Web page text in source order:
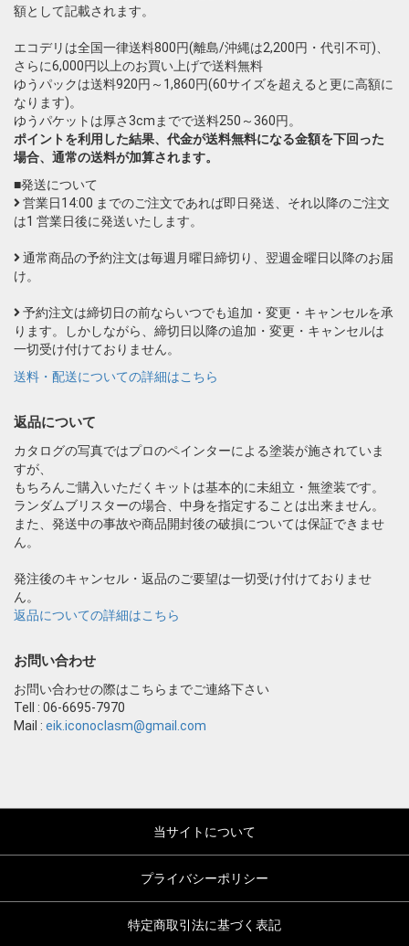
額として記載されます。
エコデリは全国一律送料800円(離島/沖縄は2,200円・代引不可)、
さらに6,000円以上のお買い上げで送料無料
ゆうパックは送料920円～1,860円(60サイズを超えると更に高額に
なります)。
ゆうパケットは厚さ3cmまでで送料250～360円。
ポイントを利用した結果、代金が送料無料になる金額を下回った
場合、通常の送料が加算されます。
■発送について
営業日14:00 までのご注文であれば即日発送、それ以降のご注文
は1 営業日後に発送いたします。
通常商品の予約注文は毎週月曜日締切り、翌週金曜日以降のお届
け。
予約注文は締切日の前ならいつでも追加・変更・キャンセルを承
ります。しかしながら、締切日以降の追加・変更・キャンセルは
一切受け付けておりません。
送料・配送についての詳細はこちら
返品について
カタログの写真ではプロのペインターによる塗装が施されていま
すが、
もちろんご購入いただくキットは基本的に未組立・無塗装です。
ランダムブリスターの場合、中身を指定することは出来ません。
また、発送中の事故や商品開封後の破損については保証できませ
ん。
発注後のキャンセル・返品のご要望は一切受け付けておりませ
ん。
返品についての詳細はこちら
お問い合わせ
お問い合わせの際はこちらまでご連絡下さい
Tell : 06-6695-7970
Mail : eik.iconoclasm@gmail.com
当サイトについて
プライバシーポリシー
特定商取引法に基づく表記